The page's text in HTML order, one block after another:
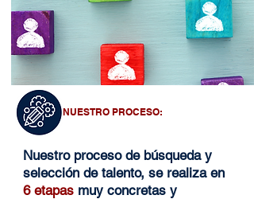
NUESTRO PROCESO:
Nuestro proceso de búsqueda y
selección de talento, se realiza en
6 etapas muy concretas y